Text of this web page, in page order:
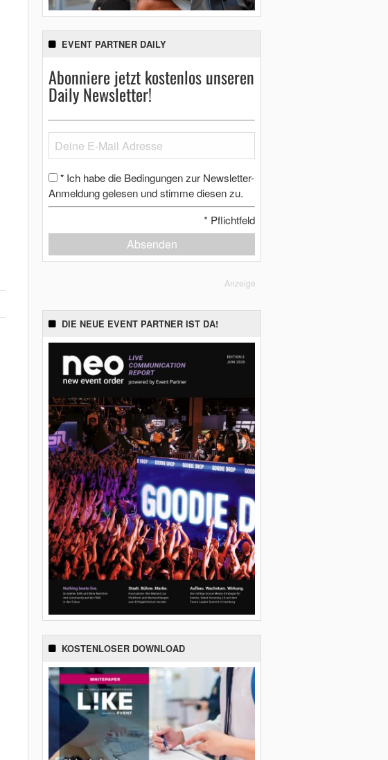
EVENT PARTNER DAILY
Abonniere jetzt kostenlos unseren
Daily Newsletter!
* Ich habe die Bedingungen zur Newsletter-
Anmeldung gelesen und stimme diesen zu.
* Pflichtfeld
Absenden
Anzeige
DIE NEUE EVENT PARTNER IST DA!
KOSTENLOSER DOWNLOAD